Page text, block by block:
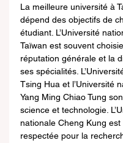
La meilleure université à
dépend des objectifs de
étudiant. L’Université
Taïwan est souvent
réputation générale et la
ses spécialités.
Tsing Hua et l’Université
Yang Ming Chiao Tung
science et technologie.
nationale Cheng Kung est
respectée pour la